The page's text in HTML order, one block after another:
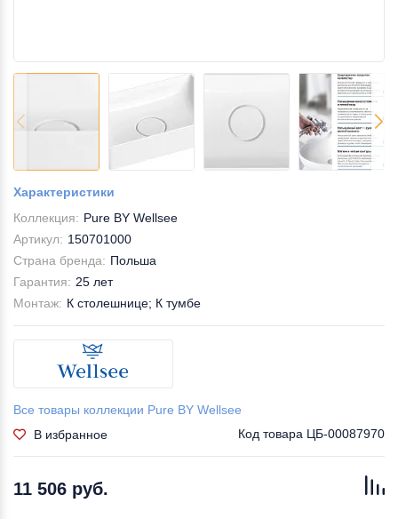
Характеристики
Коллекция: Pure BY Wellsee
Артикул: 150701000
Страна бренда: Польша
Гарантия: 25 лет
Монтаж: К столешнице; К тумбе
Все товары коллекции Pure BY Wellsee
В избранное
Код товара ЦБ-00087970
11 506 руб.